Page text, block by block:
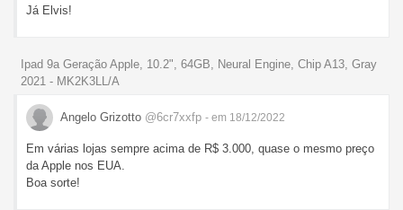
Já Elvis!
Ipad 9a Geração Apple, 10.2", 64GB, Neural Engine, Chip A13, Gray
2021 - MK2K3LL/A
Angelo Grizotto @6cr7xxfp - em 18/12/2022
Em várias lojas sempre acima de R$ 3.000, quase o mesmo preço
da Apple nos EUA.
Boa sorte!